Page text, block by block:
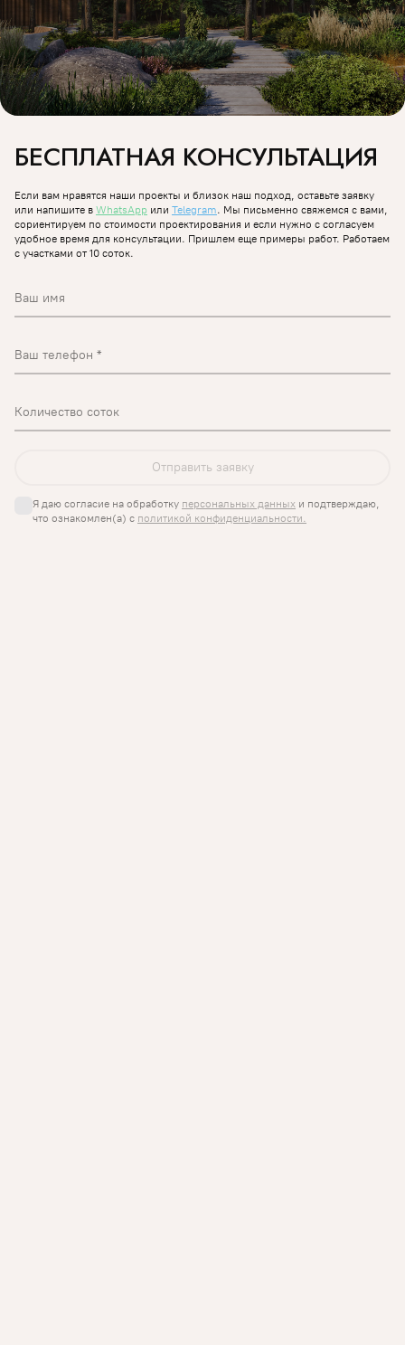
БЕСПЛАТНАЯ КОНСУЛЬТАЦИЯ
Если вам нравятся наши проекты и близок наш подход, оставьте заявку
или напишите в WhatsApp или Telegram. Мы письменно свяжемся с вами,
сориентируем по стоимости проектирования и если нужно с согласуем
удобное время для консультации. Пришлем еще примеры работ. Работаем
с участками от 10 соток.
Ваш имя
Ваш телефон
Количество соток
Я даю согласие на обработку персональных данных и подтверждаю,
что ознакомлен(а) с политикой конфиденциальности.